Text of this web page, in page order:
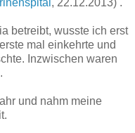
, 22.12.2013) .
betreibt, wusste ich erst
mal einkehrte und
Inzwischen waren
und nahm meine